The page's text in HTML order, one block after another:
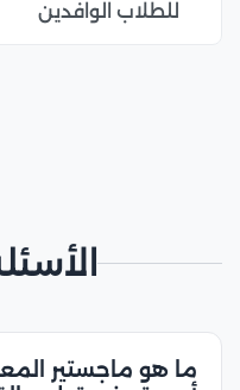
للطلاب الوافدين
ما هو ماجستير